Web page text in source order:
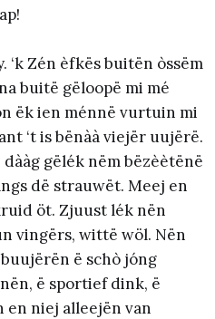
‘k Zén èfkës buitën òssëm
buitë gëloopë mi mé
ëk ien ménnë vurtuin mi
‘t is bënàà viejër uujërë.
gëlék nëm bëzèètënë
dë strauwët. Meej en
öt. Zjuust lék nën
vingërs, wittë wöl. Nën
ë schò jóng
ë sportief dink, ë
en niej alleejën van